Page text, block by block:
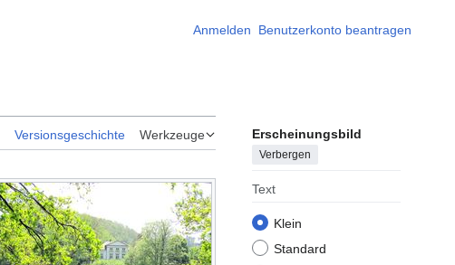
Anmelden Benutzerkonto beantragen
Versionsgeschichte Werkzeuge Erscheinungsbild
Verbergen
Text
Klein
Standard